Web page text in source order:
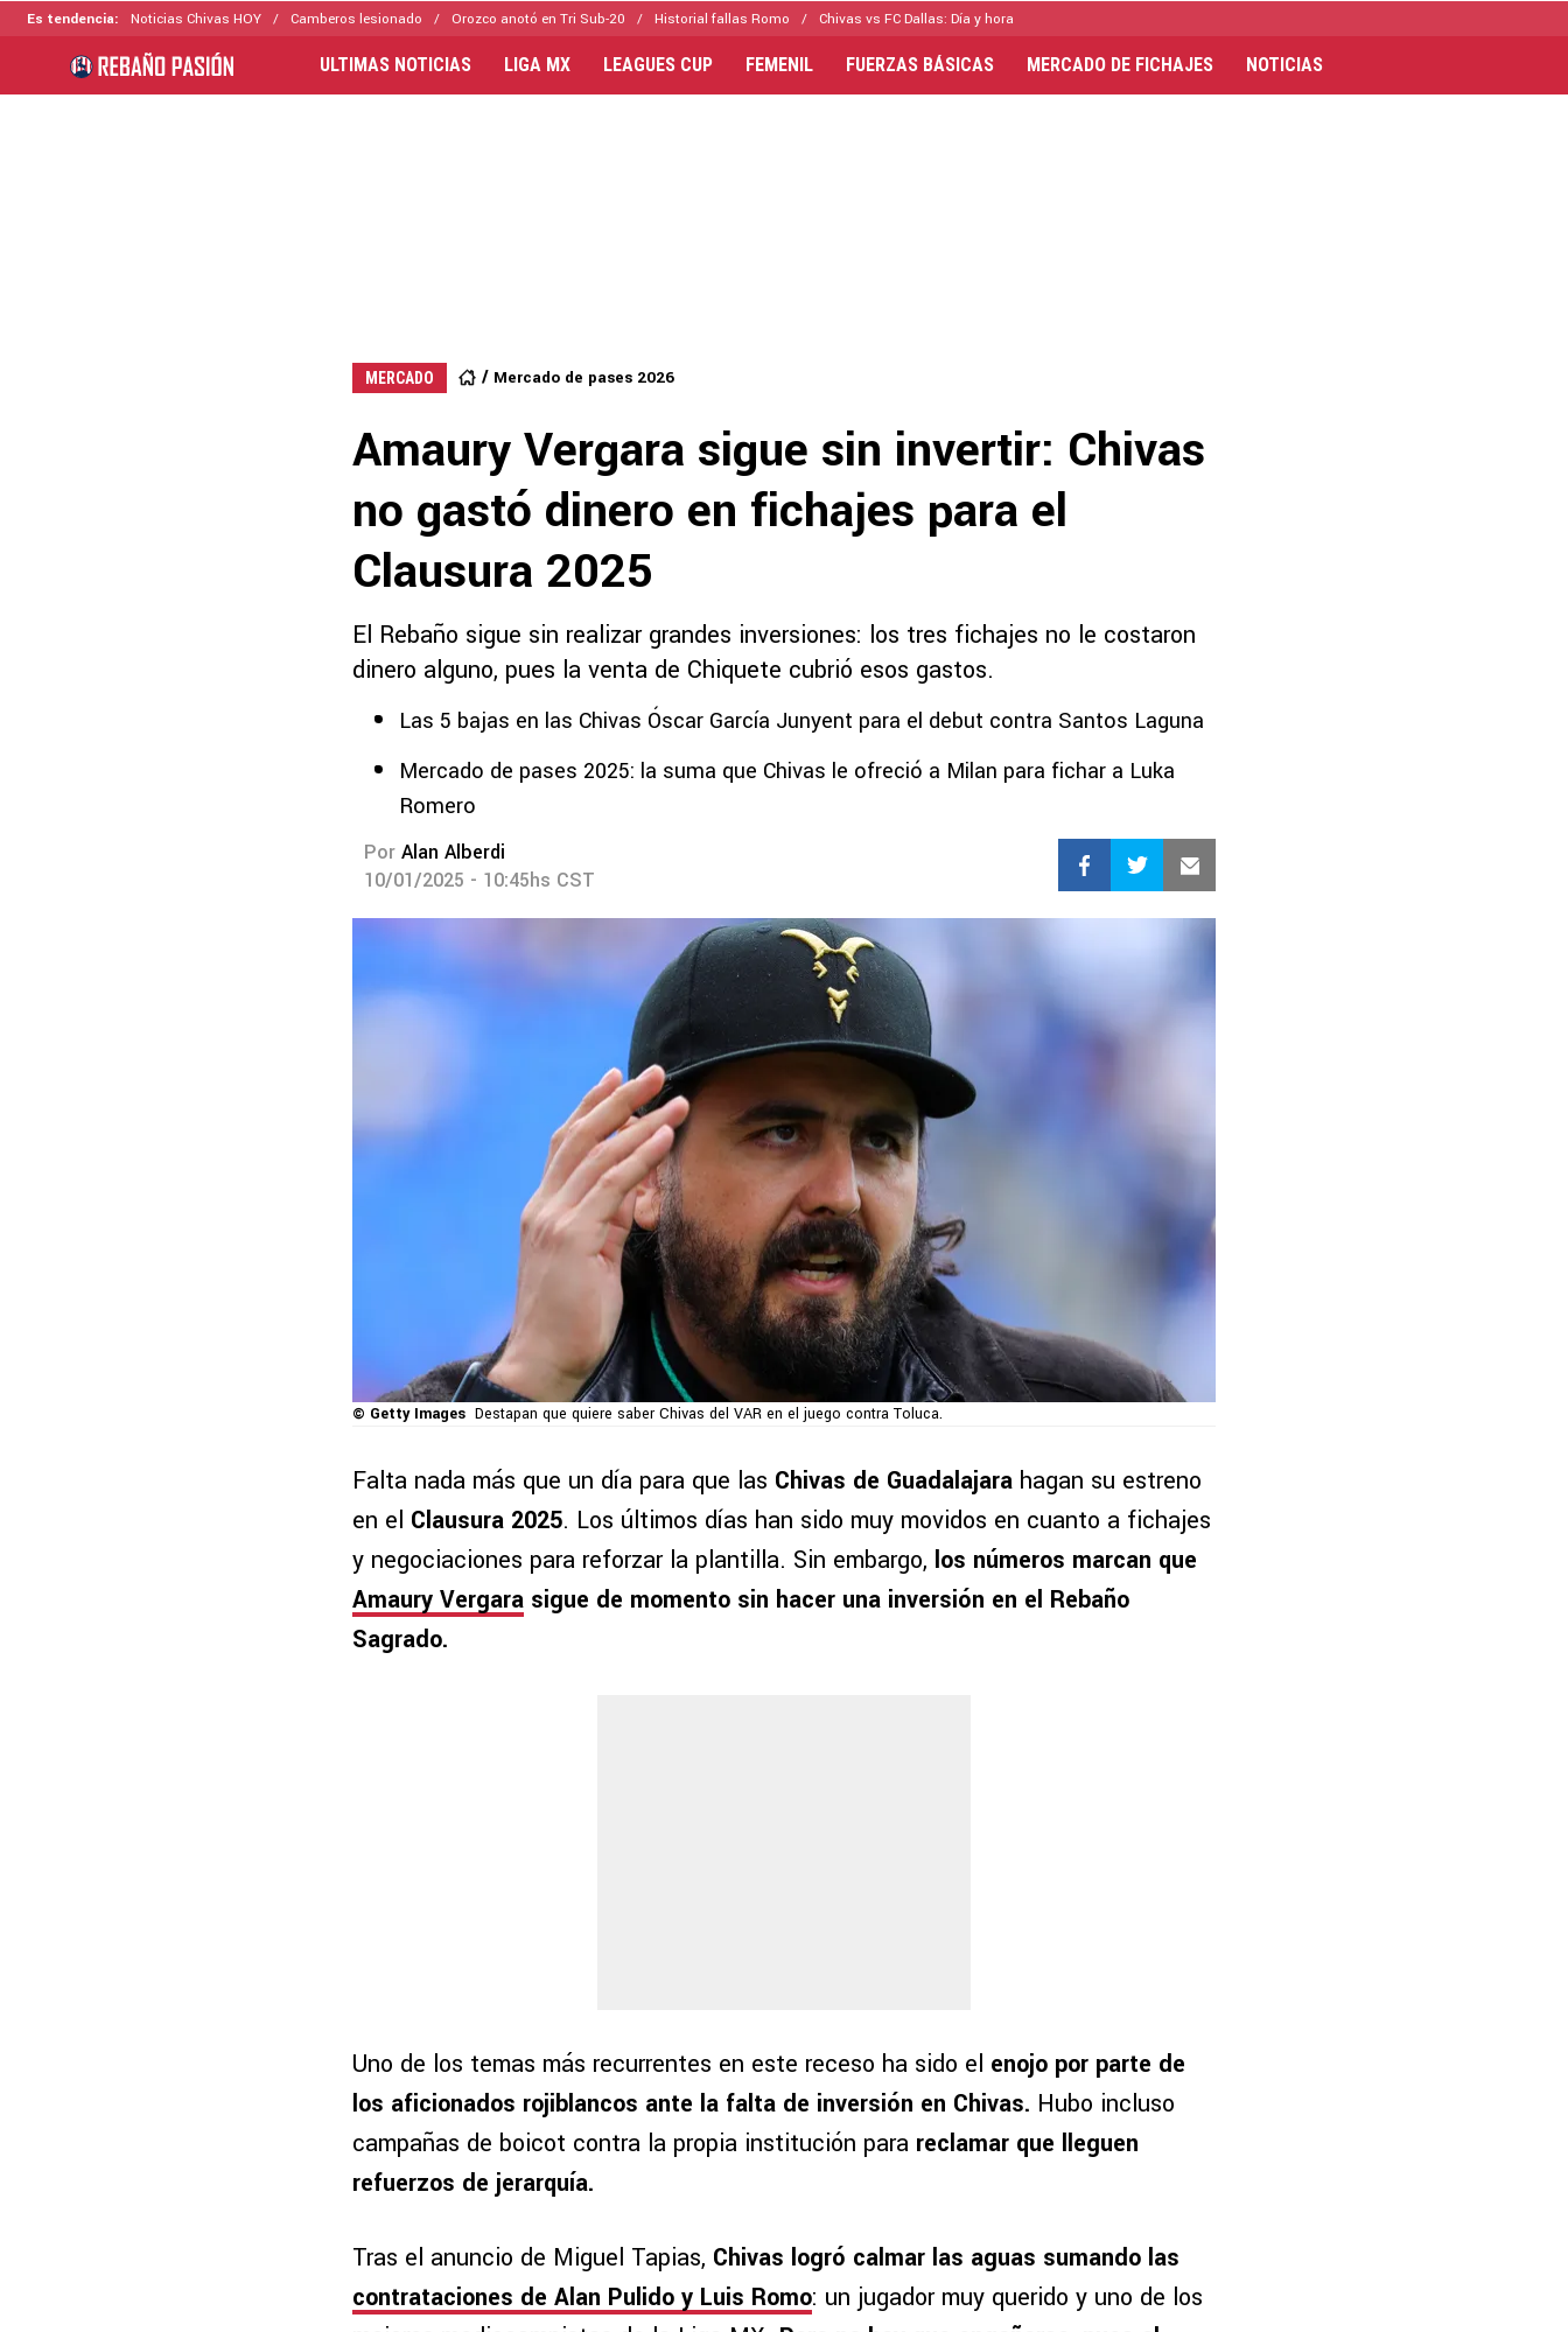
Es tendencia: Noticias Chivas HOY Camberos lesionado Orozco anotó en Tri Sub-20 Historial fallas Romo Chivas vs FC Dallas: Día y hora
ULTIMAS NOTICIAS LIGA MX LEAGUES CUP FEMENIL FUERZAS BÁSICAS MERCADO DE FICHAJES NOTICIAS
MERCADO Mercado de pases 2026
Amaury Vergara sigue sin invertir: Chivas
no gastó dinero en fichajes para el
Clausura 2025
El Rebaño sigue sin realizar grandes inversiones: los tres fichajes no le costaron
dinero alguno, pues la venta de Chiquete cubrió esos gastos.
Las 5 bajas en las Chivas Óscar García Junyent para el debut contra Santos Laguna
Mercado de pases 2025: la suma que Chivas le ofreció a Milan para fichar a Luka
Romero
Por Alan Alberdi
10/01/2025 - 10:45hs CST
© Getty Images Destapan que quiere saber Chivas del VAR en el juego contra Toluca.
Falta nada más que un día para que las Chivas de Guadalajara hagan su estreno
en el Clausura 2025. Los últimos días han sido muy movidos en cuanto a fichajes
y negociaciones para reforzar la plantilla. Sin embargo, los números marcan que
Amaury Vergara sigue de momento sin hacer una inversión en el Rebaño
Sagrado.
Uno de los temas más recurrentes en este receso ha sido el enojo por parte de
los aficionados rojiblancos ante la falta de inversión en Chivas. Hubo incluso
campañas de boicot contra la propia institución para reclamar que lleguen
refuerzos de jerarquía.
Tras el anuncio de Miguel Tapias, Chivas logró calmar las aguas sumando las
contrataciones de Alan Pulido y Luis Romo: un jugador muy querido y uno de los